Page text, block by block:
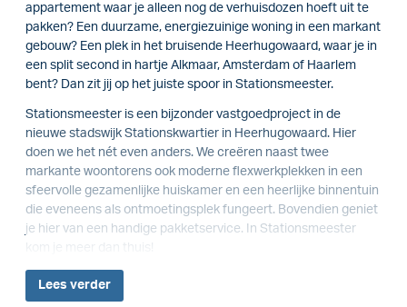
appartement waar je alleen nog de verhuisdozen hoeft uit te
pakken? Een duurzame, energiezuinige woning in een markant
gebouw? Een plek in het bruisende Heerhugowaard, waar je in
een split second in hartje Alkmaar, Amsterdam of Haarlem
bent? Dan zit jij op het juiste spoor in Stationsmeester.
Stationsmeester is een bijzonder vastgoedproject in de
nieuwe stadswijk Stationskwartier in Heerhugowaard. Hier
doen we het nét even anders. We creëren naast twee
markante woontorens ook moderne flexwerkplekken in een
sfeervolle gezamenlijke huiskamer en een heerlijke binnentuin
die eveneens als ontmoetingsplek fungeert. Bovendien geniet
je hier van een handige pakketservice. In Stationsmeester
Lees verder